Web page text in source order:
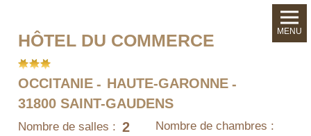
HÔTEL DU COMMERCE
OCCITANIE
HAUTE-GARONNE
31800 SAINT-GAUDENS
Nombre de salles : 2 Nombre de chambres :
MENU